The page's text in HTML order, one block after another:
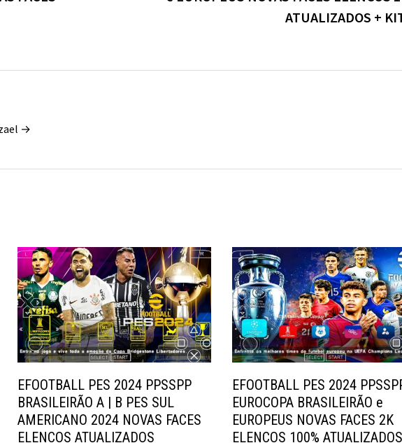
ATUALIZADOS +
→
EFOOTBALL PES 2024 PPSSPP
BRASILEIRÃO A | B PES SUL
AMERICANO 2024 NOVAS FACES
ELENCOS ATUALIZADOS
EFOOTBALL PES 2024
EUROCOPA BRASILEIRÃO e
EUROPEUS NOVAS FACES 2K
ELENCOS 100%